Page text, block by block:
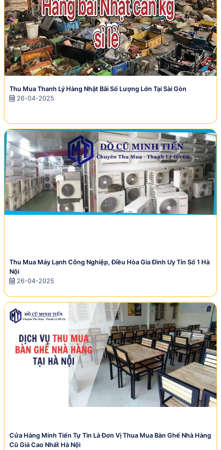
Thu Mua Thanh Lý Hàng Nhật Bãi Số Lượng Lớn Tại Sài Gòn
26-04-2025
Thu Mua Máy Lạnh Công Nghiệp, Điều Hòa Gia Đình Uy Tín Số 1 Hà
Nội
26-04-2025
Cửa Hàng Minh Tiến Tự Tin Là Đơn Vị Thua Mua Bàn Ghế Nhà Hàng
Cũ Giá Cao Nhất Hà Nội